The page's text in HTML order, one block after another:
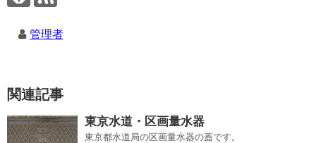
管理者
関連記事
東京水道・区画量水器
東京都水道局の区画量水器の蓋です。